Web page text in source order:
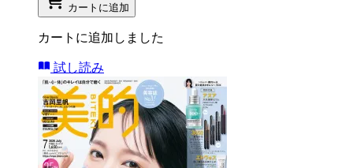
カートに追加
カートに追加しました
試し読み